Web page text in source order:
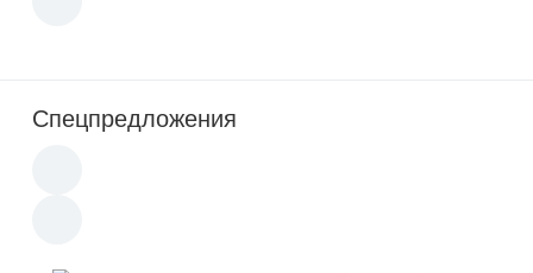
Спецпредложения